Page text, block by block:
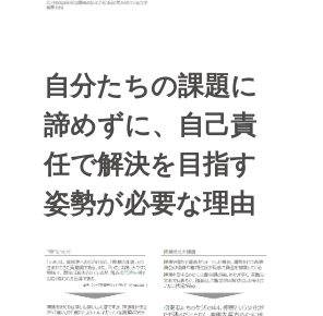
自分たちの課題に
諦めずに、自己責
任で解決を目指す
姿勢が必要な理由